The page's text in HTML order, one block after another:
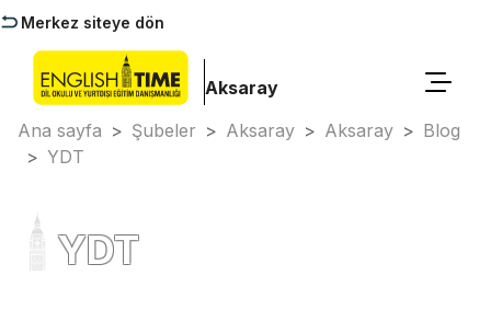
Merkez siteye dön
Aksaray
Ana sayfa > Şubeler > Aksaray > Aksaray > Blog
> YDT
YDT